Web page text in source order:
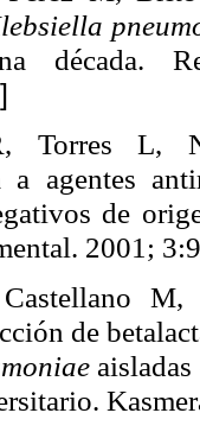
década.
]
Torres L,
a agentes
de
2001;
M,
de
aisladas